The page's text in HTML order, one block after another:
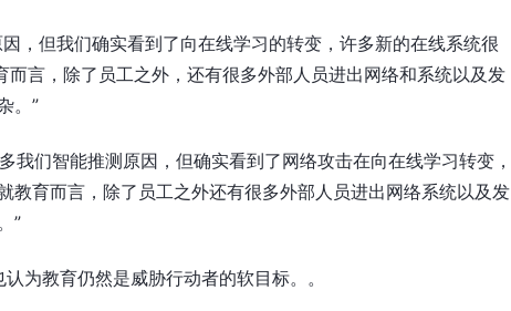
，但我们确实看到了向在线学习的转变，许多新的在线系统很
而言，除了员工之外，还有很多外部人员进出网络和系统以及发
。”
我们智能推测原因，但确实看到了网络攻击在向在线学习转变，
教育而言，除了员工之外还有很多外部人员进出网络系统以及发
”
为教育仍然是威胁行动者的软目标。。